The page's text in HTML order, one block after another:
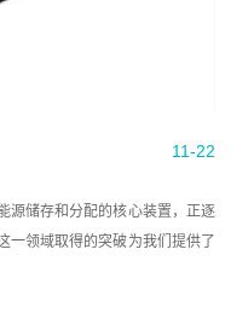
11-22
源储存和分配的核心装置，正逐
一领域取得的突破为我们提供了